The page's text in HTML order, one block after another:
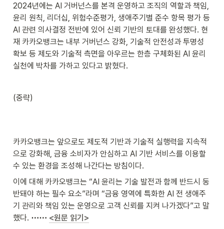
2024년에는 AI 거버넌스를 본격 운영하고 조직의 역할과 책임,
윤리 원칙, 리더십, 위험수준평가, 생애주기별 준수 항목 평가 등
AI 관련 의사결정 전반에 있어 신뢰 기반의 토대를 완성했다. 현
재 카카오뱅크는 내부 거버넌스 강화, 기술적 안전성과 투명성
확보 등 제도와 기술적 측면을 아우르는 한층 구체화된 AI 윤리
실천에 박차를 가하고 있다고 밝혔다.
(중략)
카카오뱅크는 앞으로도 제도적 기반과 기술적 실행력을 지속적
으로 강화해, 금융 소비자가 안심하고 AI 기반 서비스를 이용할
수 있는 환경을 조성해 나간다는 방침이다.
이에 대해 카카오뱅크는 “AI 윤리는 기술 발전과 함께 반드시 동
반돼야 하는 필수 요소”라며 “금융 영역에 특화한 AI 전 생애주
기 관리와 책임 있는 운영으로 고객 신뢰를 지켜 나가겠다”고 말
했다. ⋯⋯ <원문 읽기>